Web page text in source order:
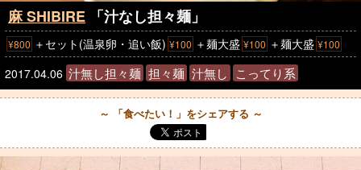
麻 SHIBIRE 「汁なし担々麺」
¥800 ＋セット(温泉卵・追い飯) ¥100 ＋麺大盛 ¥100 ＋麺大盛 ¥100
2017.04.06 汁無し担々麺 担々麺 汁無し こってり系
～ 「食べたい！」をシェアする ～